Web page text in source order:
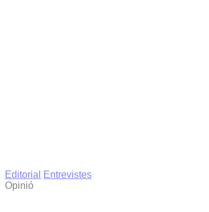
Editorial
Entrevistes
Opinió